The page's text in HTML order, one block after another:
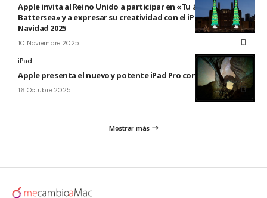
Apple invita al Reino Unido a participar en «Tu árbol en
Battersea» y a expresar su creatividad con el iPad esta
Navidad 2025
10 Noviembre 2025
iPad
Apple presenta el nuevo y potente iPad Pro con el chip M5
16 Octubre 2025
Mostrar más